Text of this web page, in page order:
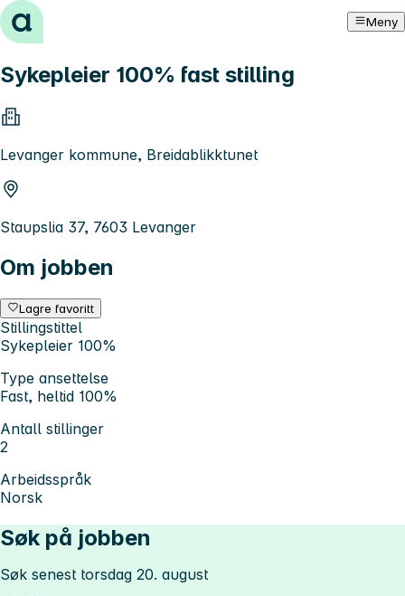
Hopp til innhold Meny
Sykepleier 100% fast stilling
Levanger kommune, Breidablikktunet
Staupslia 37, 7603 Levanger
Om jobben
Lagre favoritt
Stillingstittel
Sykepleier 100%
Type ansettelse
Fast, heltid 100%
Antall stillinger
2
Arbeidsspråk
Norsk
Søk på jobben
Søk senest torsdag 20. august